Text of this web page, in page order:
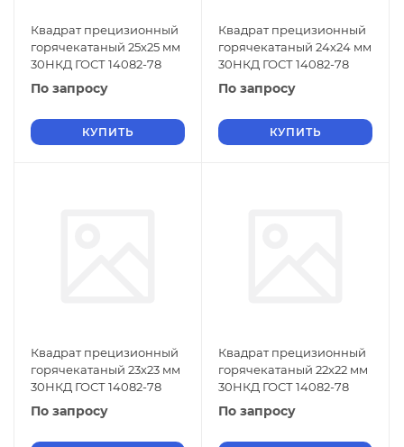
Квадрат прецизионный
горячекатаный 25х25 мм
30НКД ГОСТ 14082-78
По запросу
КУПИТЬ
Квадрат прецизионный
горячекатаный 24х24 мм
30НКД ГОСТ 14082-78
По запросу
КУПИТЬ
Квадрат прецизионный
горячекатаный 23х23 мм
30НКД ГОСТ 14082-78
По запросу
Квадрат прецизионный
горячекатаный 22х22 мм
30НКД ГОСТ 14082-78
По запросу